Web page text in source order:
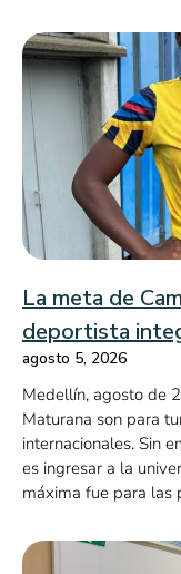
La meta de
deportista
agosto 5, 2026
Medellín, agosto de
Maturana son para
internacionales. Sin
es ingresar a la
máxima fue para las